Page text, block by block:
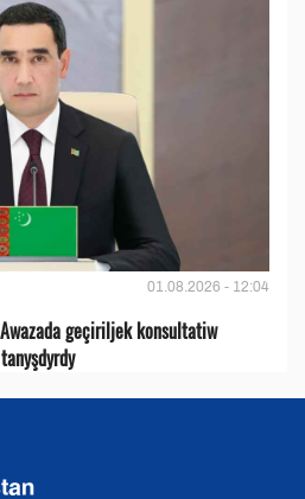
01.08.2026 - 12:04
geçiriljek konsultatiw